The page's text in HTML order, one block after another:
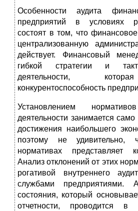
Особенности аудита
предпри­ятий в условиях
состоят в том, что
централизованную
действует. Финансовый
гибкой стратегии и
деятельности,
конкурентоспособ­ность
Установлением
деятельности занимается
достижения наиболь­шего
поэтому не
нормативах представляет
Анализ отклонений от этих
рогативой внутреннего
службами предприятиями.
состояния, который
отчетности, проводится